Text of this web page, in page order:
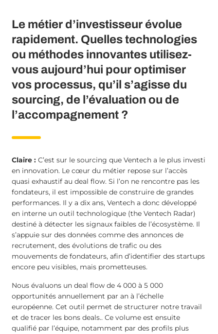
Le métier d’investisseur évolue
rapidement. Quelles technologies
ou méthodes innovantes utilisez-
vous aujourd’hui pour optimiser
vos processus, qu’il s’agisse du
sourcing, de l’évaluation ou de
l’accompagnement ?
Claire : C’est sur le sourcing que Ventech a le plus investi
en innovation. Le cœur du métier repose sur l’accès
quasi exhaustif au deal flow. Si l’on ne rencontre pas les
fondateurs, il est impossible de construire de grandes
performances. Il y a dix ans, Ventech a donc développé
en interne un outil technologique (the Ventech Radar)
destiné à détecter les signaux faibles de l’écosystème. Il
s’appuie sur des données comme des annonces de
recrutement, des évolutions de trafic ou des
mouvements de fondateurs, afin d’identifier des startups
encore peu visibles, mais prometteuses.
Nous évaluons un deal flow de 4 000 à 5 000
opportunités annuellement par an à l’échelle
européenne. Cet outil permet de structurer notre travail
et de tracer les bons deals.. Ce volume est ensuite
qualifié par l’équipe, notamment par des profils plus